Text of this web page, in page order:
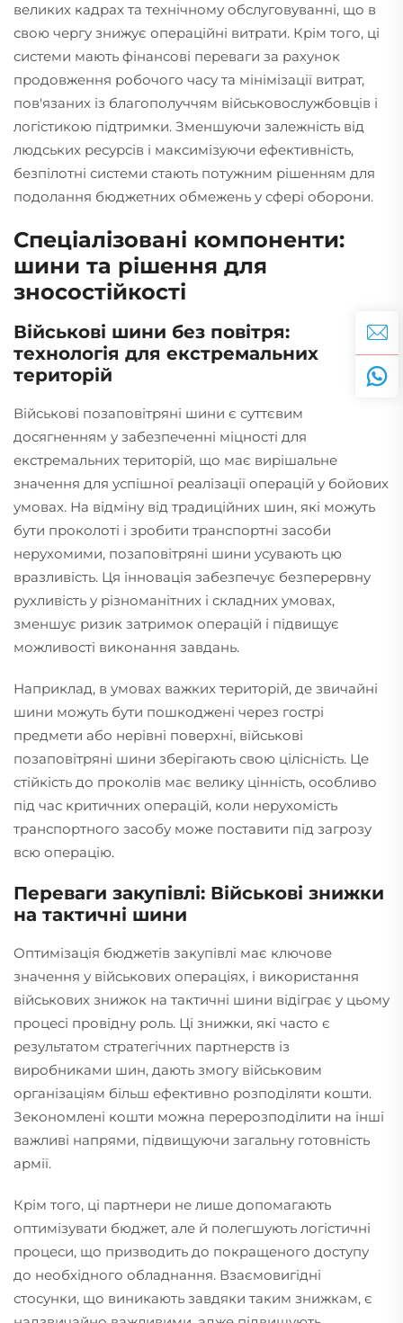
великих кадрах та технічному обслуговуванні, що в
свою чергу знижує операційні витрати. Крім того, ці
системи мають фінансові переваги за рахунок
продовження робочого часу та мінімізації витрат,
пов'язаних із благополуччям військовослужбовців і
логістикою підтримки. Зменшуючи залежність від
людських ресурсів і максимізуючи ефективність,
безпілотні системи стають потужним рішенням для
подолання бюджетних обмежень у сфері оборони.
Спеціалізовані компоненти:
шини та рішення для
зносостійкості
Військові шини без повітря:
технологія для екстремальних
територій
Військові позаповітряні шини є суттєвим
досягненням у забезпеченні міцності для
екстремальних територій, що має вирішальне
значення для успішної реалізації операцій у бойових
умовах. На відміну від традиційних шин, які можуть
бути проколоті і зробити транспортні засоби
нерухомими, позаповітряні шини усувають цю
вразливість. Ця інновація забезпечує безперервну
рухливість у різноманітних і складних умовах,
зменшує ризик затримок операцій і підвищує
можливості виконання завдань.
Наприклад, в умовах важких територій, де звичайні
шини можуть бути пошкоджені через гострі
предмети або нерівні поверхні, військові
позаповітряні шини зберігають свою цілісність. Це
стійкість до проколів має велику цінність, особливо
під час критичних операцій, коли нерухомість
транспортного засобу може поставити під загрозу
всю операцію.
Переваги закупівлі: Військові знижки
на тактичні шини
Оптимізація бюджетів закупівлі має ключове
значення у військових операціях, і використання
військових знижок на тактичні шини відіграє у цьому
процесі провідну роль. Ці знижки, які часто є
результатом стратегічних партнерств із
виробниками шин, дають змогу військовим
організаціям більш ефективно розподіляти кошти.
Зекономлені кошти можна перерозподілити на інші
важливі напрями, підвищуючи загальну готовність
армії.
Крім того, ці партнери не лише допомагають
оптимізувати бюджет, але й полегшують логістичні
процеси, що призводить до покращеного доступу
до необхідного обладнання. Взаємовигідні
стосунки, що виникають завдяки таким знижкам, є